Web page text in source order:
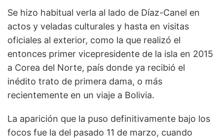
Se hizo habitual verla al lado de Díaz-Canel en
actos y veladas culturales y hasta en visitas
oficiales al exterior, como la que realizó el
entonces primer vicepresidente de la isla en 2015
a Corea del Norte, país donde ya recibió el
inédito trato de primera dama, o más
recientemente en un viaje a Bolivia.
La aparición que la puso definitivamente bajo los
focos fue la del pasado 11 de marzo, cuando